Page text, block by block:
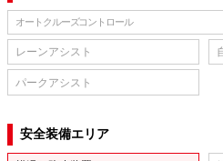
オートクルーズコントロール
レーンアシスト
パークアシスト
安全装備エリア